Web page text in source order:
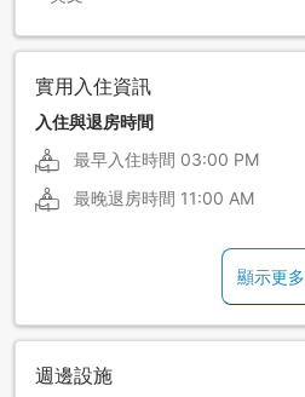
實用入住資訊
入住與退房時間
最早入住時間 03:00 PM
最晚退房時間 11:00 AM
顯示更多
週邊設施